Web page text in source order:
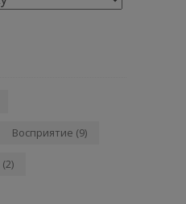
Восприятие (9)
(2)